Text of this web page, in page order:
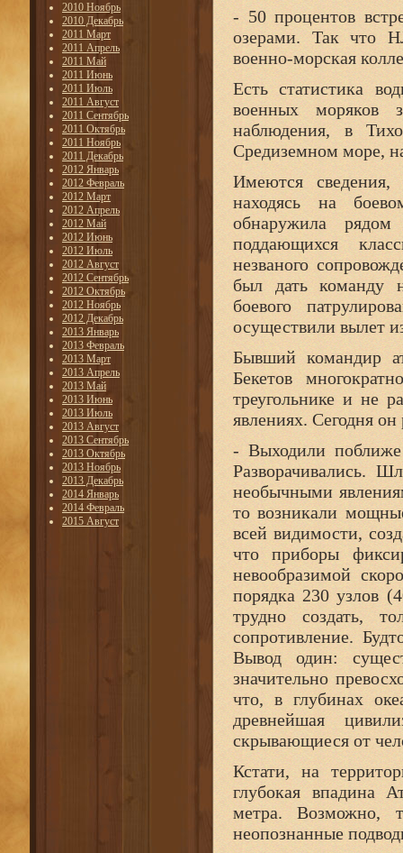
2010 Ноябрь
2010 Декабрь
2011 Март
2011 Апрель
2011 Май
2011 Июнь
2011 Июль
2011 Август
2011 Сентябрь
2011 Октябрь
2011 Ноябрь
2011 Декабрь
2012 Январь
2012 Февраль
2012 Март
2012 Апрель
2012 Май
2012 Июнь
2012 Июль
2012 Август
2012 Сентябрь
2012 Октябрь
2012 Ноябрь
2012 Декабрь
2013 Январь
2013 Февраль
2013 Март
2013 Апрель
2013 Май
2013 Июнь
2013 Июль
2013 Август
2013 Сентябрь
2013 Октябрь
2013 Ноябрь
2013 Декабрь
2014 Январь
2014 Февраль
2015 Август
- 50 процентов
озерами. Так что
военно-морская
Есть статистика
военных моряков
наблюдения, в
Средиземном море,
Имеются сведения,
находясь на
обнаружила
поддающихся
незваного
был дать команду
боевого
осуществили вылет
Бывший командир
Бекетов
треугольнике и не
явлениях. Сегодня он
- Выходили
Разворачивались.
необычными
то возникали
всей видимости,
что приборы
невообразимой
порядка 230 узлов
трудно создать,
сопротивление.
Вывод один:
значительно
что, в глубинах
древнейшая
скрывающиеся от
Кстати, на
глубокая впадина
метра.
неопознанные